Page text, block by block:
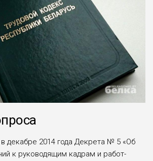
декабре 2014 года Декрета № 5 «Об
к руководящим кадрам и работ­